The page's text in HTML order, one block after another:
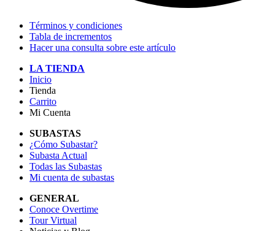
Términos y condiciones
Tabla de incrementos
Hacer una consulta sobre este artículo
LA TIENDA
Inicio
Tienda
Carrito
Mi Cuenta
SUBASTAS
¿Cómo Subastar?
Subasta Actual
Todas las Subastas
Mi cuenta de subastas
GENERAL
Conoce Overtime
Tour Virtual